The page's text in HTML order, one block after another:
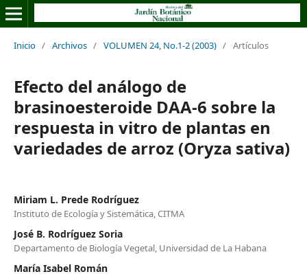
Inicio / Archivos / VOLUMEN 24, No.1-2 (2003) / Artículos
Efecto del análogo de
brasinoesteroide DAA-6 sobre la
respuesta in vitro de plantas en
variedades de arroz (Oryza sativa)
Miriam L. Prede Rodríguez
Instituto de Ecología y Sistemática, CITMA
José B. Rodríguez Soria
Departamento de Biología Vegetal, Universidad de La Habana
María Isabel Román